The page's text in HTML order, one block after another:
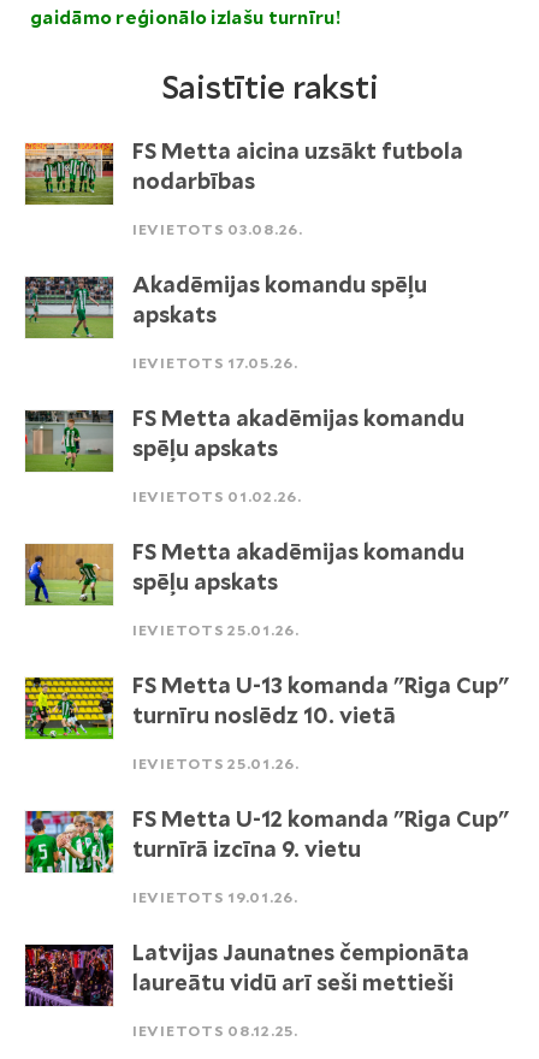
gaidāmo reģionālo izlašu turnīru!
Saistītie raksti
FS Metta aicina uzsākt futbola
nodarbības
IEVIETOTS 03.08.26.
Akadēmijas komandu spēļu
apskats
IEVIETOTS 17.05.26.
FS Metta akadēmijas komandu
spēļu apskats
IEVIETOTS 01.02.26.
FS Metta akadēmijas komandu
spēļu apskats
IEVIETOTS 25.01.26.
FS Metta U-13 komanda "Riga Cup"
turnīru noslēdz 10. vietā
IEVIETOTS 25.01.26.
FS Metta U-12 komanda "Riga Cup"
turnīrā izcīna 9. vietu
IEVIETOTS 19.01.26.
Latvijas Jaunatnes čempionāta
laureātu vidū arī seši mettieši
IEVIETOTS 08.12.25.